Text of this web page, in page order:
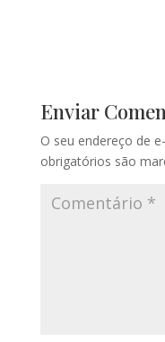
Enviar
O seu endereço de
obrigatórios são